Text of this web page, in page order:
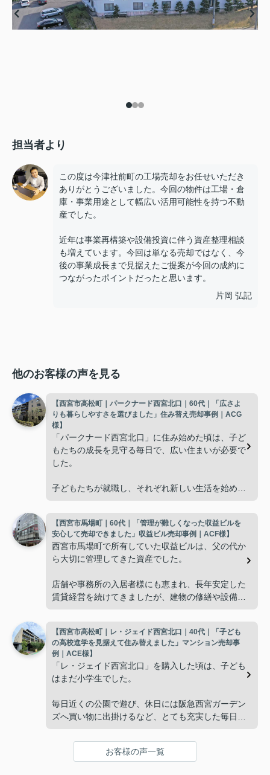
担当者より
この度は今津社前町の工場売却をお任せいただき
ありがとうございました。今回の物件は工場・倉
庫・事業用途として幅広い活用可能性を持つ不動
産でした。
近年は事業再構築や設備投資に伴う資産整理相談
も増えています。今回は単なる売却ではなく、今
後の事業成長まで見据えたご提案が今回の成約に
つながったポイントだったと思います。
片岡 弘記
他のお客様の声を見る
【西宮市高松町｜パークナード西宮北口｜60代｜「広さよ
りも暮らしやすさを選びました」住み替え売却事例｜ACG
様】
「パークナード西宮北口」に住み始めた頃は、子ど
もたちの成長を見守る毎日で、広い住まいが必要で
した。
子どもたちが就職し、それぞれ新しい生活を始める
使わない部屋が増え、
「今の私たちには少し広すぎるね。」
掃除や管理の負担も考え、夫婦二人にちょうど良い
インフィニティエステートさんへ相談すると、「パ
ークナード西宮北口」の査定だけでなく、住み替え
先とのスケジュールや資金計画まで丁寧にサポート
してくださいました。
販売活動では、西宮北口駅へのアクセス、阪急西宮
ガーデンズ、医療機関や買い物施設など、将来も安
した。
【西宮市馬場町｜60代｜「管理が難しくなった収益ビルを
安心して売却できました」収益ビル売却事例｜ACF様】
西宮市馬場町で所有していた収益ビルは、父の代か
ら大切に管理してきた資産でした。
店舗や事務所の入居者様にも恵まれ、長年安定した
賃貸経営を続けてきましたが、建物の修繕や設備更
子どもたちはそれぞれ別の仕事に就いており、
「将来、このビルの管理を任せるのは難しいかもし
れない。」
と家族で話し合うようになりました。
インフィニティエステートさんへ相談すると、収益
投資家向けの販売方法をご提案いただきました。
【西宮市高松町｜レ・ジェイド西宮北口｜40代｜「子ども
の高校進学を見据えて住み替えました」マンション売却事
例｜ACE様】
「レ・ジェイド西宮北口」を購入した頃は、子ども
はまだ小学生でした。
毎日近くの公園で遊び、休日には阪急西宮ガーデン
ズへ買い物に出掛けるなど、とても充実した毎日を
年月が経ち、子どもが高校進学を意識する年齢にな
お客様の声一覧